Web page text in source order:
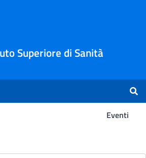
Superiore di Sanità
Eventi
Ricerca -